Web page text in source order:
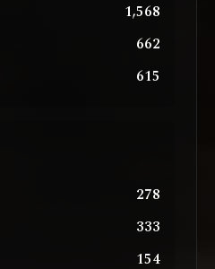
1,568
662
615
278
333
154